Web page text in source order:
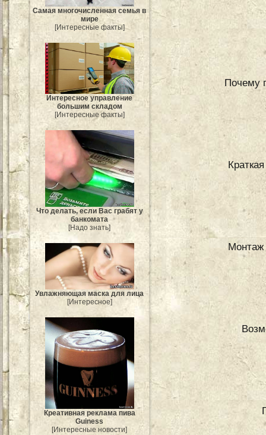
Самая многочисленная семья в
мире
[Интересные факты]
Интересное управление
большим складом
[Интересные факты]
Что делать, если Вас грабят у
банкомата
[Надо знать]
Увлажняющая маска для лица
[Интересное]
Креативная реклама пива
Guiness
[Интересные новости]
Почему